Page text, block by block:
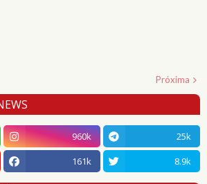
Próxima
960k
25k
161k 8.9k